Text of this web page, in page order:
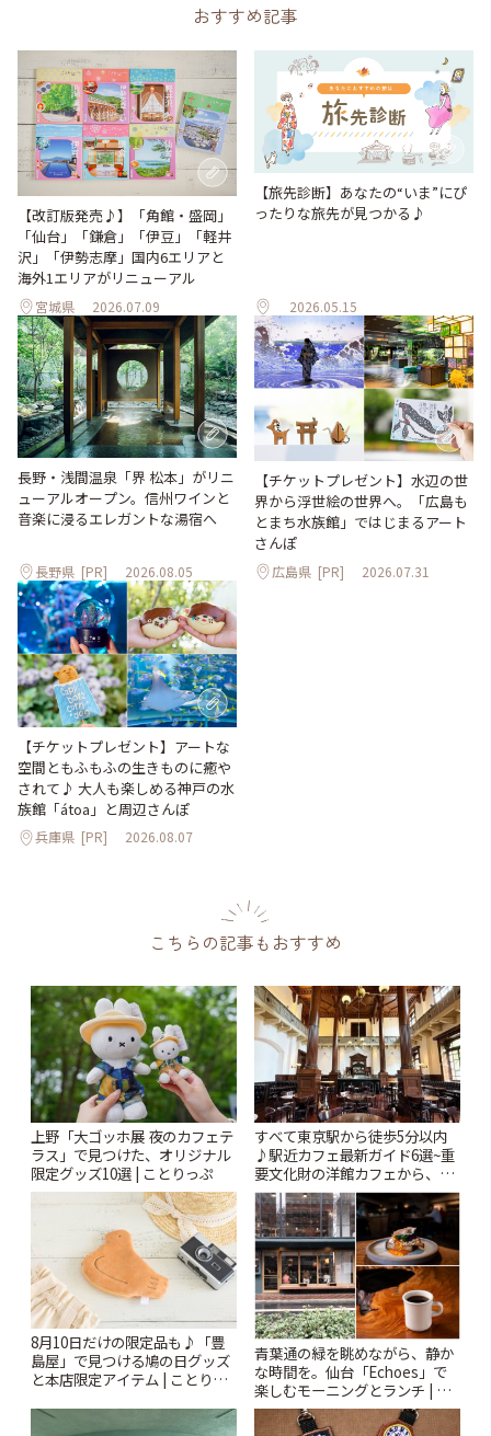
おすすめ記事
【改訂版発売♪】「角館・盛岡」
「仙台」「鎌倉」「伊豆」「軽井
沢」「伊勢志摩」国内6エリアと
海外1エリアがリニューアル
宮城県 2026.07.09
【旅先診断】あなたの“いま”にぴ
ったりな旅先が見つかる♪
2026.05.15
長野・浅間温泉「界 松本」がリニ
ューアルオープン。信州ワインと
音楽に浸るエレガントな湯宿へ
長野県 [PR] 2026.08.05
【チケットプレゼント】水辺の世
界から浮世絵の世界へ。「広島も
とまち水族館」ではじまるアート
さんぽ
広島県 [PR] 2026.07.31
【チケットプレゼント】アートな
空間ともふもふの生きものに癒や
されて♪ 大人も楽しめる神戸の水
族館「átoa」と周辺さんぽ
兵庫県 [PR] 2026.08.07
こちらの記事もおすすめ
上野「大ゴッホ展 夜のカフェテ
ラス」で見つけた、オリジナル
限定グッズ10選 | ことりっぷ
すべて東京駅から徒歩5分以内
♪駅近カフェ最新ガイド6選~重
要文化財の洋館カフェから、改
札すぐのレトロ喫茶まで~ | こと
りっぷ
8月10日だけの限定品も♪「豊
島屋」で見つける鳩の日グッズ
と本店限定アイテム | ことりっ
青葉通の緑を眺めながら、静か
な時間を。仙台「Echoes」で
楽しむモーニングとランチ | こ
とりっぷ